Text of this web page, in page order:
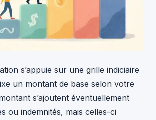
s’appuie sur une grille indiciaire
un montant de base selon votre
s’ajoutent éventuellement
ou indemnités, mais celles-ci